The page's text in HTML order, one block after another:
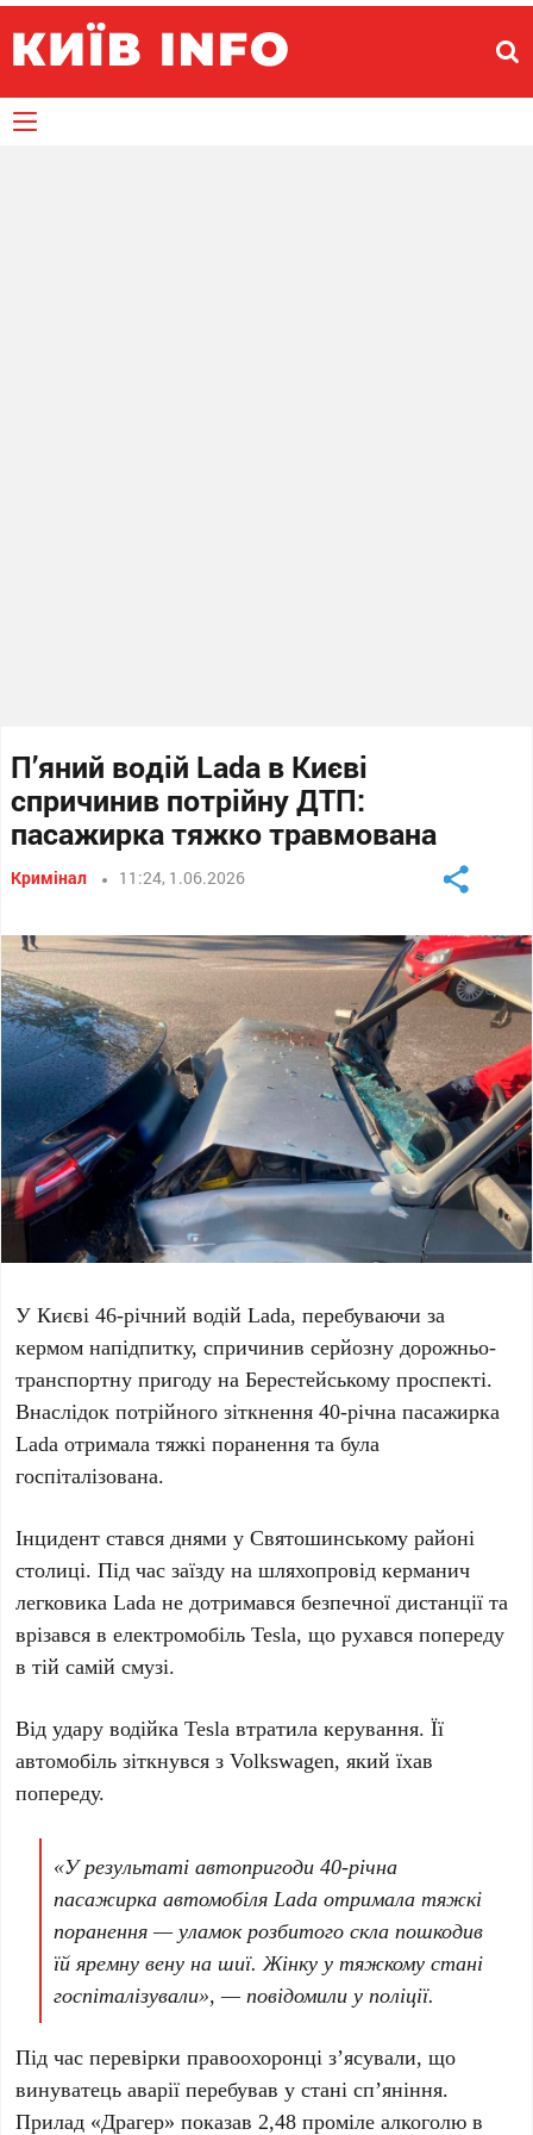
П’яний водій Lada в Києві
спричинив потрійну ДТП:
пасажирка тяжко травмована
Кримінал 11:24, 1.06.2026
У Києві46-річний водій Lada, перебуваючи за
кермом напідпитку, спричинив серйозну дорожньо-
транспортну пригоду наБерестейському проспекті.
Внаслідок потрійного зіткнення40-річна пасажирка
Lada отрималатяжкі поранення та була
госпіталізована.
Інцидент стався днями уСвятошинському районі
столиці. Під час заїзду на шляхопровід керманич
легковика Lada не дотримався безпечної дистанції та
врізався в електромобільTesla, що рухався попереду
в тій самій смузі.
Від удару водійка Tesla втратила керування. Її
автомобіль зіткнувся зVolkswagen, який їхав
попереду.
«У результаті автопригоди40-річна
пасажирка автомобіля Lada отримала тяжкі
поранення —уламок розбитого скла пошкодив
їй яремну вену на шиї. Жінку у тяжкому стані
госпіталізували», — повідомили у поліції.
Під час перевірки правоохоронці з’ясували, що
винуватець аварії перебував у стані сп’яніння.
Прилад «Драгер» показав 2,48 проміле алкоголю в